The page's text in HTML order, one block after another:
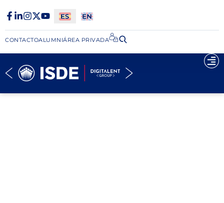
CONTACTOALUMNIÁREA PRIVADA​